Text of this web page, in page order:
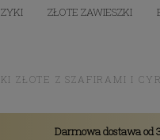
ZŁOTE ZAWIESZKI
ZŁOTE Z SZAFIRAMI I
Darmowa dostawa od